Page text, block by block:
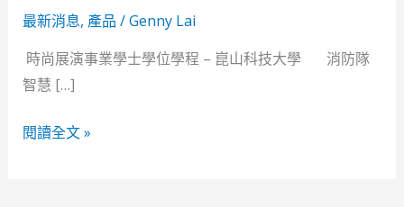
最新消息, 產品 /Genny Lai
時尚展演事業學士學位學程 – 崑山科技大學 消防隊
智慧 […]
作-
Program
閱讀全文 »